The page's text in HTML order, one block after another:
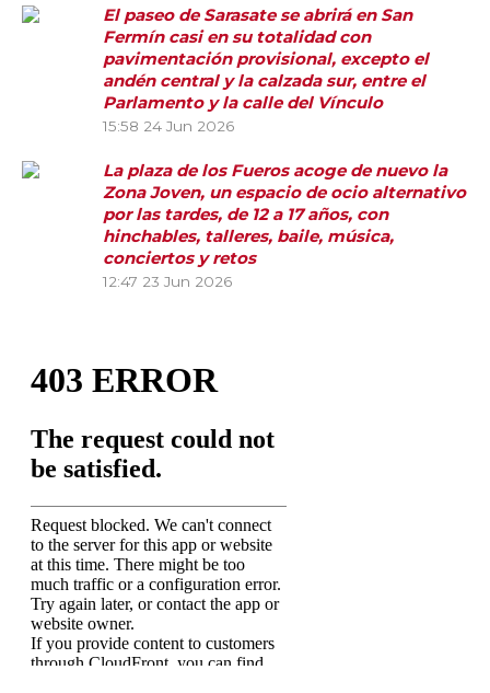
El paseo de Sarasate se abrirá en San
Fermín casi en su totalidad con
pavimentación provisional, excepto el
andén central y la calzada sur, entre el
Parlamento y la calle del Vínculo
15:58 24 Jun 2026
La plaza de los Fueros acoge de nuevo la
Zona Joven, un espacio de ocio alternativo
por las tardes, de 12 a 17 años, con
hinchables, talleres, baile, música,
conciertos y retos
12:47 23 Jun 2026